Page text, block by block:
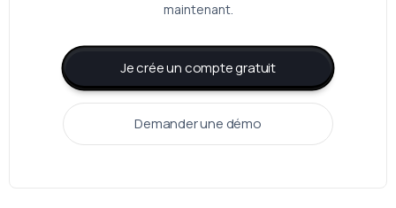
maintenant.
Je crée un compte gratuit
Demander une démo